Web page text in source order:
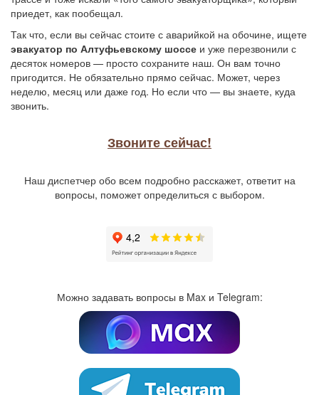
приедет, как пообещал.
Так что, если вы сейчас стоите с аварийкой на обочине, ищете
эвакуатор по Алтуфьевскому шоссе и уже перезвонили с
десяток номеров — просто сохраните наш. Он вам точно
пригодится. Не обязательно прямо сейчас. Может, через
неделю, месяц или даже год. Но если что — вы знаете, куда
звонить.
Звоните сейчас!
Наш диспетчер обо всем подробно расскажет, ответит на
вопросы, поможет определиться с выбором.
Можно задавать вопросы в Max и Telegram: